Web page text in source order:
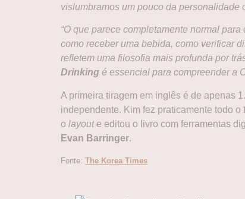
vislumbramos um pouco da personalidade
“O que parece completamente normal
como receber uma bebida, como verificar
refletem uma filosofia mais profunda por
Drinking é essencial para compreender a
A primeira tiragem em inglês é de apenas
independente. Kim fez praticamente todo
o layoute editou o livro com ferramentas
Evan Barringer.
Fonte: The Korea Times